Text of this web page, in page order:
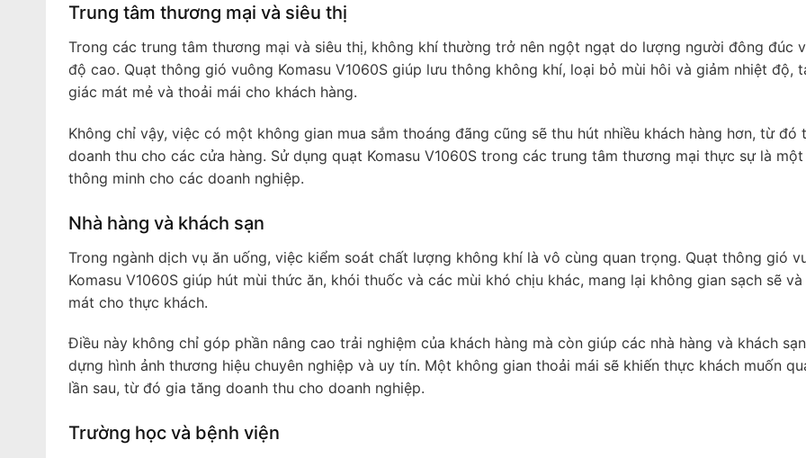
Trung tâm thương mại và siêu thị
Trong các trung tâm thương mại và siêu thị, không khí thường trở nên ngột ngạt do lượng người đông đúc
độ cao. Quạt thông gió vuông Komasu V1060S giúp lưu thông không khí, loại bỏ mùi hôi và giảm nhiệt độ,
giác mát mẻ và thoải mái cho khách hàng.
Không chỉ vậy, việc có một không gian mua sắm thoáng đãng cũng sẽ thu hút nhiều khách hàng hơn, từ đó
doanh thu cho các cửa hàng. Sử dụng quạt Komasu V1060S trong các trung tâm thương mại thực sự là
thông minh cho các doanh nghiệp.
Nhà hàng và khách sạn
Trong ngành dịch vụ ăn uống, việc kiểm soát chất lượng không khí là vô cùng quan trọng. Quạt thông gió
Komasu V1060S giúp hút mùi thức ăn, khói thuốc và các mùi khó chịu khác, mang lại không gian sạch sẽ
mát cho thực khách.
Điều này không chỉ góp phần nâng cao trải nghiệm của khách hàng mà còn giúp các nhà hàng và khách
dựng hình ảnh thương hiệu chuyên nghiệp và uy tín. Một không gian thoải mái sẽ khiến thực khách muốn
lần sau, từ đó gia tăng doanh thu cho doanh nghiệp.
Trường học và bệnh viện